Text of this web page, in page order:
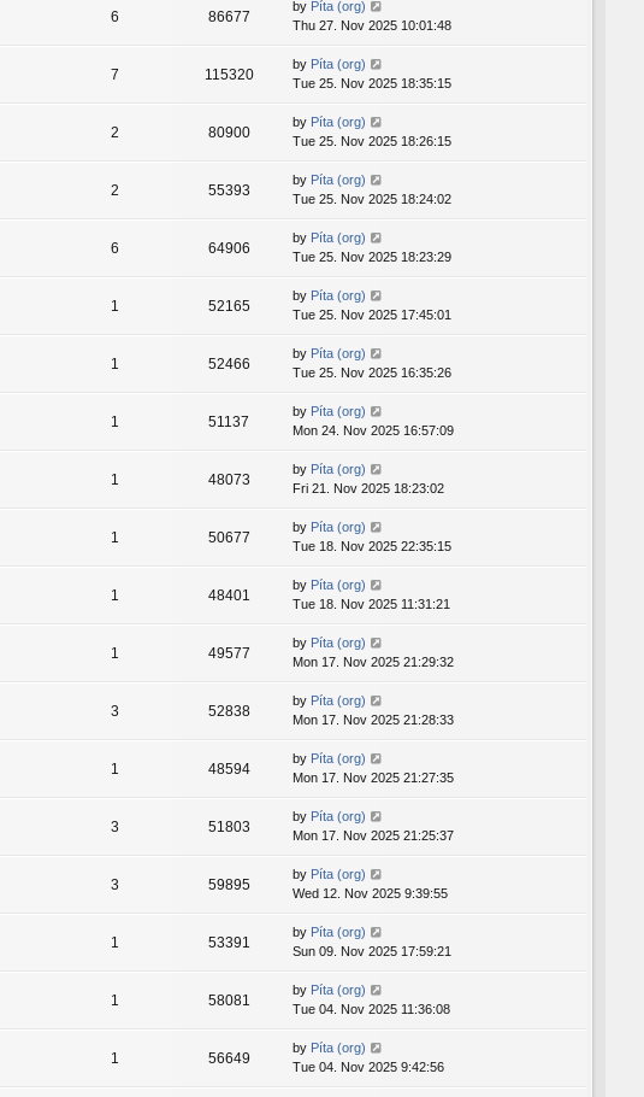
6 86677
by Píta (org)
Thu 27. Nov 2025 10:01:48
7 115320
by Píta (org)
Tue 25. Nov 2025 18:35:15
2 80900
by Píta (org)
Tue 25. Nov 2025 18:26:15
2 55393
by Píta (org)
Tue 25. Nov 2025 18:24:02
6 64906
by Píta (org)
Tue 25. Nov 2025 18:23:29
1 52165
by Píta (org)
Tue 25. Nov 2025 17:45:01
1 52466
by Píta (org)
Tue 25. Nov 2025 16:35:26
1 51137
by Píta (org)
Mon 24. Nov 2025 16:57:09
1 48073
by Píta (org)
Fri 21. Nov 2025 18:23:02
1 50677
by Píta (org)
Tue 18. Nov 2025 22:35:15
1 48401
by Píta (org)
Tue 18. Nov 2025 11:31:21
1 49577
by Píta (org)
Mon 17. Nov 2025 21:29:32
3 52838
by Píta (org)
Mon 17. Nov 2025 21:28:33
1 48594
by Píta (org)
Mon 17. Nov 2025 21:27:35
3 51803
by Píta (org)
Mon 17. Nov 2025 21:25:37
3 59895
by Píta (org)
Wed 12. Nov 2025 9:39:55
1 53391
by Píta (org)
Sun 09. Nov 2025 17:59:21
1 58081
by Píta (org)
Tue 04. Nov 2025 11:36:08
1 56649
by Píta (org)
Tue 04. Nov 2025 9:42:56